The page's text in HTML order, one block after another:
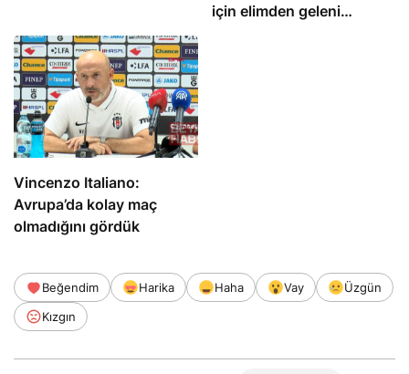
için elimden geleni
Vincenzo Italiano:
Avrupa’da kolay maç
olmadığını gördük
Beğendim Harika Haha Vay
Üzgün
Kızgın